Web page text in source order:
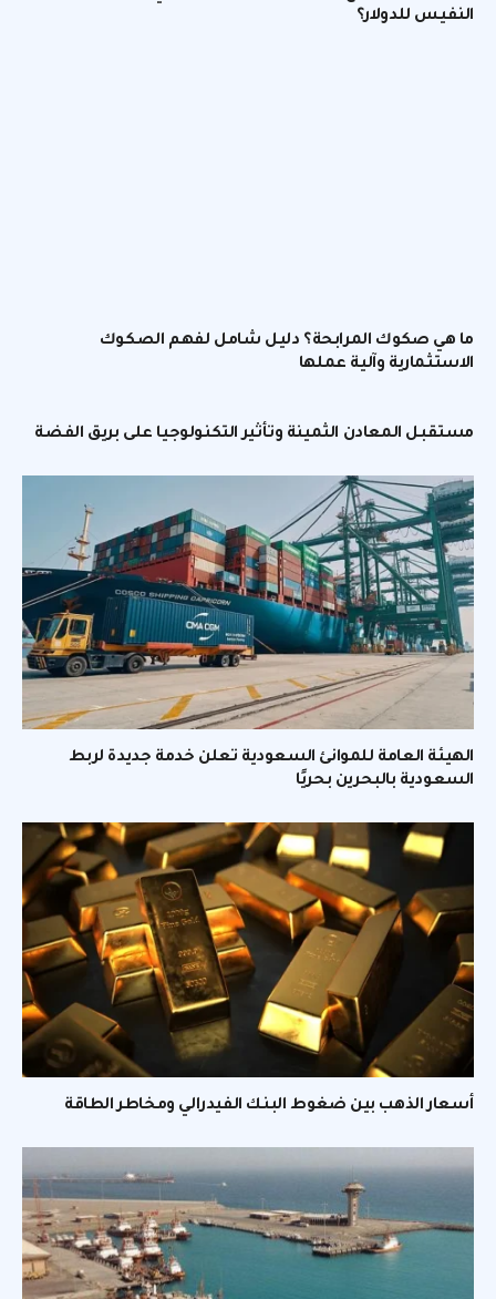
النفيس للدولار؟
ما هي صكوك المرابحة؟ دليل شامل لفهم الصكوك
الاستثمارية وآلية عملها
مستقبل المعادن الثمينة وتأثير التكنولوجيا على بريق الفضة
الهيئة العامة للموانئ السعودية تعلن خدمة جديدة لربط
السعودية بالبحرين بحريًا
أسعار الذهب بين ضغوط البنك الفيدرالي ومخاطر الطاقة